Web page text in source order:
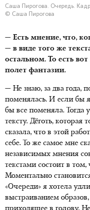
Саша Пирогова. Очередь. Кадр
© Саша Пирогова
— Есть мнение, что,
— в виде того же
остальном. То есть
полет фантазии.
— Не знаю, за два года,
поменялась. И если бы я
бы все поменяла. Тогда
тексту. Дёготь, которая
сказала, что в этой
себе. То же самое мне
независимых мнения
текстами состоит в
Моментально
«Очереди» я хотела
выстраиванием